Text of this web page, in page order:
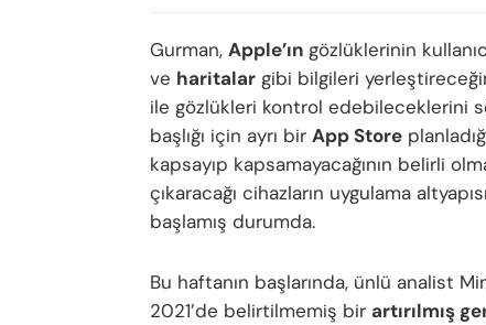
Gurman, Apple’ın gözlüklerinin
ve haritalar gibi bilgileri
ile gözlükleri kontrol edebileceklerini
başlığı için ayrı bir App Store
kapsayıp kapsamayacağının belirli
çıkaracağı cihazların uygulama
başlamış durumda.
Bu haftanın başlarında, ünlü analist
2021’de belirtilmemiş bir artırılmış